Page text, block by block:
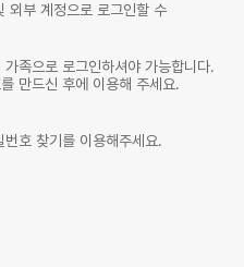
외부 계정으로 로그인할 수
족으로 로그인하셔야 가능합니다.
만드신 후에 이용해 주세요.
호 찾기를 이용해주세요.